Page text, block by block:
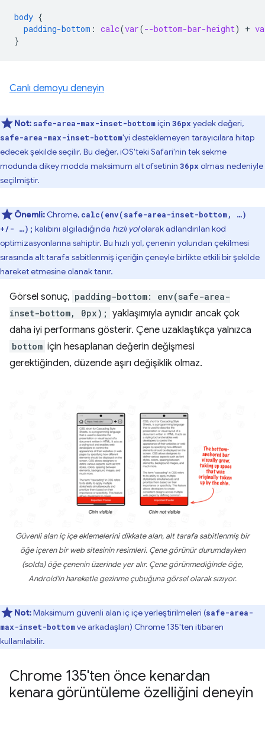
body {
padding-bottom : calc(var(--bottom-bar-height) +
}
Canlı demoyu deneyin
Not: safe-area-max-inset-bottomiçin 36px yedek değeri,
safe-area-max-inset-bottom'yi desteklemeyen tarayıcılara hitap
edecek şekilde seçilir. Bu değer, iOS'teki Safari'nin tek sekme
modunda dikey modda maksimum alt ofsetinin 36px olması nedeniyle
seçilmiştir.
Önemli: Chrome, calc(env(safe-area-inset-bottom, …)
+/- …); kalıbını algıladığında hızlı yololarak adlandırılan kod
optimizasyonlarına sahiptir. Bu hızlı yol, çenenin yolundan çekilmesi
sırasında alt tarafa sabitlenmiş içeriğin çeneyle birlikte etkili bir şekilde
hareket etmesine olanak tanır.
Görsel sonuç, padding-bottom: env(safe-area-
inset-bottom, 0px); yaklaşımıyla aynıdır ancak çok
daha iyi performans gösterir. Çene uzaklaştıkça yalnızca
bottom için hesaplanan değerin değişmesi
gerektiğinden, düzende aşırı değişiklik olmaz.
Güvenli alan iç içe eklemelerini dikkate alan, alt tarafa sabitlenmiş bir
öğe içeren bir web sitesinin resimleri. Çene görünür durumdayken
(solda) öğe çenenin üzerinde yer alır. Çene görünmediğinde öğe,
Android'in hareketle gezinme çubuğuna görsel olarak sızıyor.
Not:Maksimum güvenli alan iç içe yerleştirilmeleri (safe-area-
max-inset-bottomve arkadaşları) Chrome 135'ten itibaren
kullanılabilir.
Chrome 135'ten önce kenardan
kenara görüntüleme özelliğini deneyin